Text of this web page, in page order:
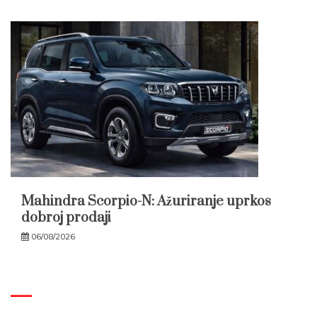
Mahindra Scorpio-N: Ažuriranje uprkos
dobroj prodaji
06/08/2026